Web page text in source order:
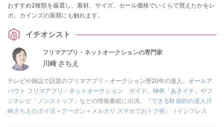
おすすめ2種類を厳選し、素材、サイズ、セール価格でいくらで買えたかをレ
ポ。カインズの展開にも触れます。
イチオシスト
フリマアプリ・ネットオークションの専門家
川崎 さちえ
テレビや雑誌で話題のフリマアプリ・オークション歴20年の達人。 オールア
バウト フリマアプリ・ネットオークション ガイド。 NHK「あさイチ」 やフ
ジテレビ「ノンストップ」 などの情報番組に出演。
『できるfit 節約の達人川
崎さちえのポイ活＋クーポン＋メルカリ スマホでおトク術』（インプレス